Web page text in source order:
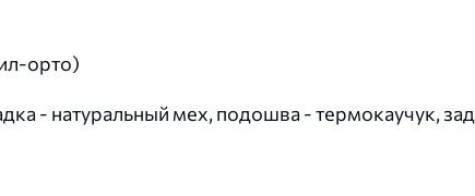
орто)
- натуральный мех, подошва - термокаучук,